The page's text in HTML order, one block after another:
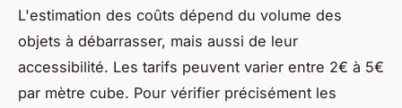
L'estimation des coûts dépend du volume des
objets à débarrasser, mais aussi de leur
accessibilité. Les tarifs peuvent varier entre 2€ à 5€
par mètre cube. Pour vérifier précisément les